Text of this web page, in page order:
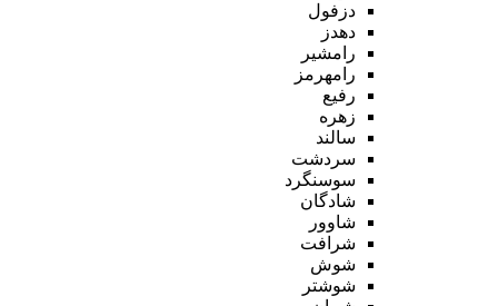
دزفول
دهدز
رامشیر
رامهرمز
رفیع
زهره
سالند
سردشت
سوسنگرد
شادگان
شاوور
شرافت
شوش
شوشتر